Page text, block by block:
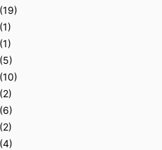
(19)
(1)
(1)
(5)
(10)
(2)
(6)
(2)
(4)